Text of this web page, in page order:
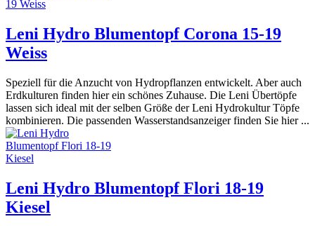
Leni Hydro Blumentopf Corona 15-19
Weiss
Speziell für die Anzucht von Hydropflanzen entwickelt. Aber auch
Erdkulturen finden hier ein schönes Zuhause. Die Leni Übertöpfe
lassen sich ideal mit der selben Größe der Leni Hydrokultur Töpfe
kombinieren. Die passenden Wasserstandsanzeiger finden Sie hier ...
Leni Hydro Blumentopf Flori 18-19
Kiesel